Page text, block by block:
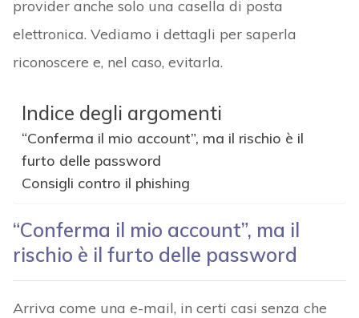
provider anche solo una casella di posta
elettronica. Vediamo i dettagli per saperla
riconoscere e, nel caso, evitarla.
Indice degli argomenti
“Conferma il mio account”, ma il rischio è il
furto delle password
Consigli contro il phishing
“Conferma il mio account”, ma il
rischio è il furto delle password
Arriva come una e-mail, in certi casi senza che